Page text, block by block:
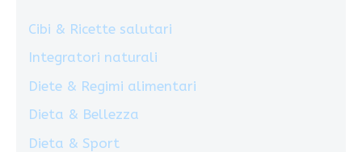
Cibi & Ricette salutari
Integratori naturali
Diete & Regimi alimentari
Dieta & Bellezza
Dieta & Sport